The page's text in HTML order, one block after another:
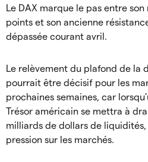
Le DAX marque le pas entre
points et son ancienne
dépassée courant avril.
Le relèvement du plafond de la
pourrait être décisif pour les
prochaines semaines, car
Trésor américain se mettra à
milliards de dollars de
pression sur les marchés.